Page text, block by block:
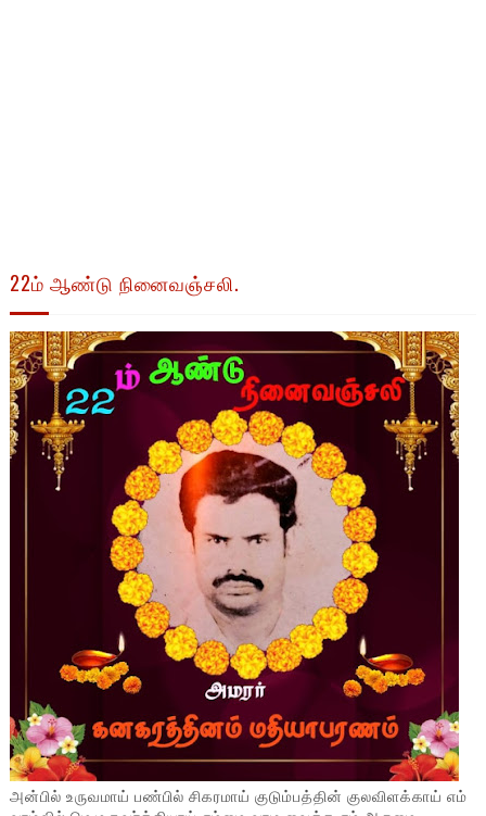
22ம் ஆண்டு நினைவஞ்சலி.
அன்பில் உருவமாய் பண்பில் சிகரமாய் குடும்பத்தின் குலவிளக்காய் எம்